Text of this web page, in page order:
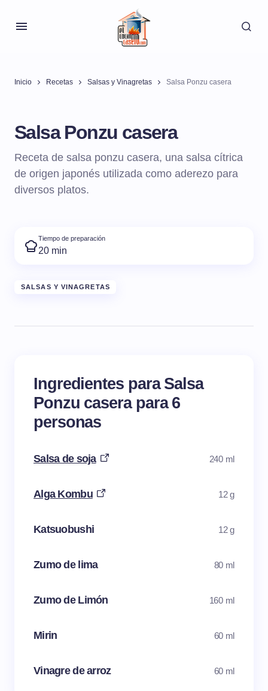
Inicio Recetas Salsas y Vinagretas Salsa Ponzu casera
Salsa Ponzu casera
Receta de salsa ponzu casera, una salsa cítrica
de origen japonés utilizada como aderezo para
diversos platos.
Tiempo de preparación
20 min
SALSAS Y VINAGRETAS
Ingredientes para Salsa
Ponzu casera para 6
personas
Salsa de soja 240 ml
Alga Kombu 12 g
Katsuobushi 12 g
Zumo de lima 80 ml
Zumo de Limón 160 ml
Mirin 60 ml
Vinagre de arroz 60 ml